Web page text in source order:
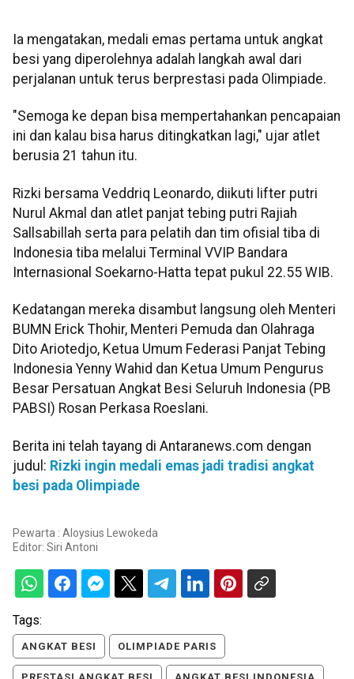
Ia mengatakan, medali emas pertama untuk angkat
besi yang diperolehnya adalah langkah awal dari
perjalanan untuk terus berprestasi pada Olimpiade.
"Semoga ke depan bisa mempertahankan pencapaian
ini dan kalau bisa harus ditingkatkan lagi," ujar atlet
berusia 21 tahun itu.
Rizki bersama Veddriq Leonardo, diikuti lifter putri
Nurul Akmal dan atlet panjat tebing putri Rajiah
Sallsabillah serta para pelatih dan tim ofisial tiba di
Indonesia tiba melalui Terminal VVIP Bandara
Internasional Soekarno-Hatta tepat pukul 22.55 WIB.
Kedatangan mereka disambut langsung oleh Menteri
BUMN Erick Thohir, Menteri Pemuda dan Olahraga
Dito Ariotedjo, Ketua Umum Federasi Panjat Tebing
Indonesia Yenny Wahid dan Ketua Umum Pengurus
Besar Persatuan Angkat Besi Seluruh Indonesia (PB
PABSI) Rosan Perkasa Roeslani.
Berita ini telah tayang di Antaranews.com dengan
judul: Rizki ingin medali emas jadi tradisi angkat
besi pada Olimpiade
Pewarta : Aloysius Lewokeda
Editor: Siri Antoni
Tags:
ANGKAT BESI OLIMPIADE PARIS